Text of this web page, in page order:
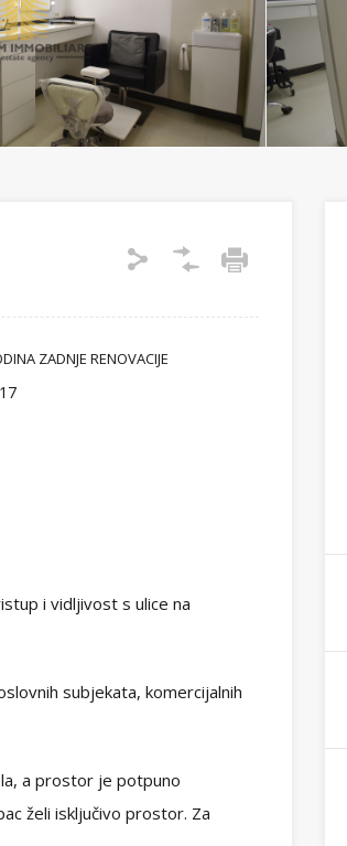
ZADNJE RENOVACIJE
i vidljivost s ulice na
subjekata, komercijalnih
a prostor je potpuno
želi isključivo prostor. Za